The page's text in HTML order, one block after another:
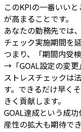
このKPIの一番いい
が高まることです。
あなたの勤務先では
チェック実施期間を
つまり、「期間内受
→「GOAL設定の変更
ストレスチェックは
す。できるだけ早く
きく貢献します。
GOAL達成という成
産性の拡大も期待でき